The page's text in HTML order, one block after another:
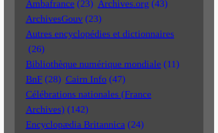
Ambafrance (23) Archives.org (43)
ArchivesGouv (23)
Autres encyclopédies et dictionnaires
(26)
Bibliothèque numérique mondiale (11)
BnF (28) Cairn Info (47)
Célébrations nationales (France
Archives) (142)
Encyclopædia Britannica (24)